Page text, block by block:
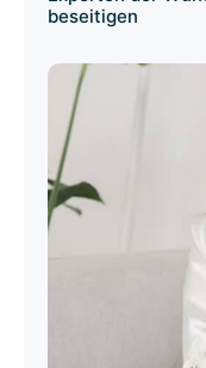
beseitigen